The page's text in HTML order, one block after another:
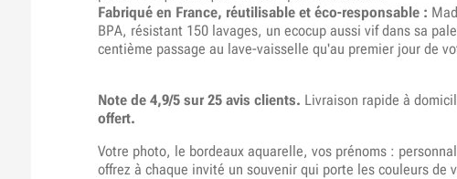
Fabriqué en France, réutilisable et éco-responsable :
BPA, résistant 150 lavages, un ecocup aussi vif dans sa
centième passage au lave-vaisselle qu'au premier jour de
Note de 4,9/5 sur 25 avis clients. Livraison rapide à
offert.
Votre photo, le bordeaux aquarelle, vos prénoms :
offrez à chaque invité un souvenir qui porte les couleurs de